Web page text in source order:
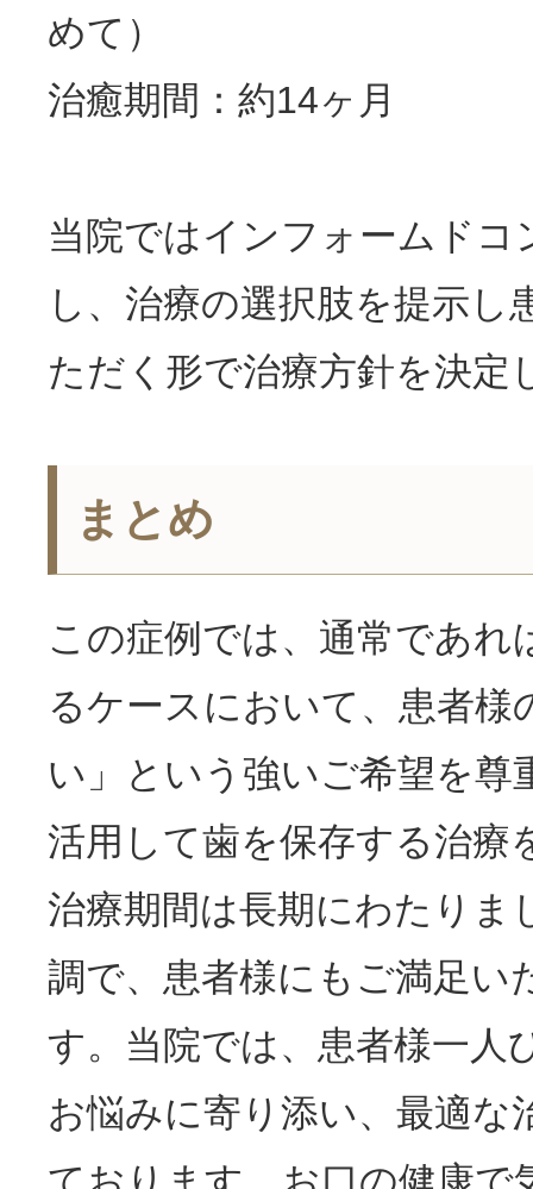
めて）
治癒期間：約14ヶ月
当院ではインフォームドコ
し、治療の選択肢を提示し
ただく形で治療方針を決定
まとめ
この症例では、通常であれ
るケースにおいて、患者様
い」という強いご希望を尊
活用して歯を保存する治療
治療期間は長期にわたりま
調で、患者様にもご満足い
す。当院では、患者様一人
お悩みに寄り添い、最適な